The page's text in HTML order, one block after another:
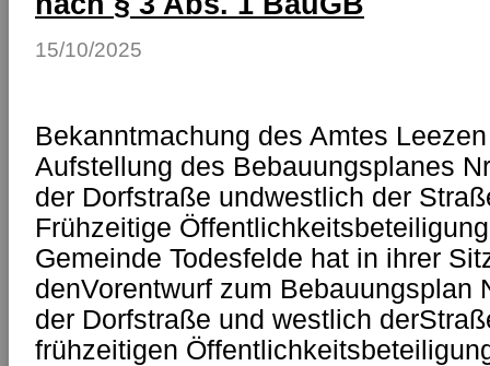
15/10/2025
Bekanntmachung des Amtes
Aufstellung des Bebauungsplanes
der Dorfstraße undwestlich der
Frühzeitige
Gemeinde Todesfelde hat in ihrer
denVorentwurf zum Bebauungsplan
der Dorfstraße und westlich
frühzeitigen